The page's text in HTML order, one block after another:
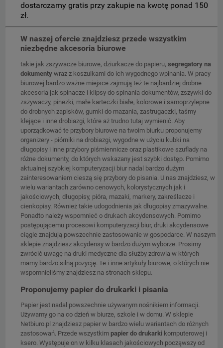
dostarczamy gratis przy zakupie na kwotę ponad 150
zł.
W naszej ofercie znajdziesz przede wszystkim
niezbędne akcesoria biurowe
takie jak zszywacze biurowe, dziurkacze do papieru, segregatory na
dokumenty wraz z koszulkami do ich wygodnego wpinania. W pracy
biurowej bardzo ważne miejsce zajmują też te najbardziej drobne
akcesoria jak spinacze i klipsy do spinania dokumentów, zszywki do
zszywaczy, pinezki, małe karteczki białe, kolorowe i samoprzylepne
do drobnych zapisków, gumki do mazania, zastrugaczki, taśmy
klejące i inne drobiazgi, które aż trudno tutaj wymienić. Aby
uporządkować te przybory biurowe na twoim biurku proponujemy
organizery - piórniki na drobiazgi, wygodne w użyciu kubki na
długopisy i inne przybory piśmiennicze oraz plastikowe szuflady na
różne dokumenty, do których wskazany jest szybki dostęp. Pomimo
aktualnej szybkiej komputeryzacji biur nadal bardzo dużym
zainteresowaniem cieszą się przybory do pisania. U nas znajdziesz, w
wielu wariantach zarówno cenowych, kolorystycznych jak i
jakościowych, długopisy, pióra, mazaki, markery, zakreślacze i
cienkopisy. Również takie udogodnienia jak długopisy zmazywalne.
Ponadto należy wspomnieć o drukach akcydensowych. Pomimo
postępującemu procesowi komputeryzacji biur, druki akcydensowe
ciągle znajdują powszechnie zastosowanie w gospodarce. W naszym
sklepie znajdziesz akcydensy w bardzo dużym wyborze. Prosimy
zwrócić uwagę na druki medyczne dla służby zdrowia w których
mamy bardzo silną pozycję. Te i inne artykuły biurowe, o których nie
wspomnieliśmy znajdziesz na stronach sklepu.
Proponujemy papier do drukarki i pisania
Papier jest nadal powszechnie używanym nośnikiem informacji.
Używamy go na co dzień w biurze, szkole i w domu. W sklepie
Netbiuro.pl znajdziesz papier w bardzo wielu wariantach do różnych
zastosowań. Przede wszystkim papier do drukarki komputerowej i
ksero. Występuje on w kilku klasach jakościowych począwszy od